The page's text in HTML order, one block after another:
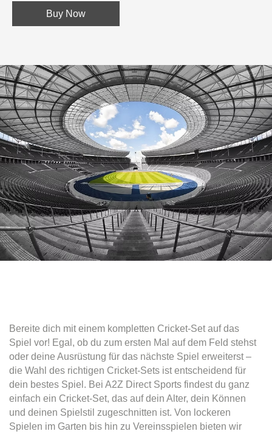
Buy Now
Bereite dich mit einem kompletten Cricket-Set auf das
Spiel vor! Egal, ob du zum ersten Mal auf dem Feld stehst
oder deine Ausrüstung für das nächste Spiel erweiterst –
die Wahl des richtigen Cricket-Sets ist entscheidend für
dein bestes Spiel. Bei A2Z Direct Sports findest du ganz
einfach ein Cricket-Set, das auf dein Alter, dein Können
und deinen Spielstil zugeschnitten ist. Von lockeren
Spielen im Garten bis hin zu Vereinsspielen bieten wir